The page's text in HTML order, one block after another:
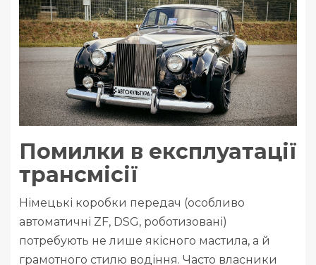
Помилки в експлуатації
трансмісії
Німецькі коробки передач (особливо
автоматичні ZF, DSG, роботизовані)
потребують не лише якісного мастила, а й
грамотного стилю водіння. Часто власники